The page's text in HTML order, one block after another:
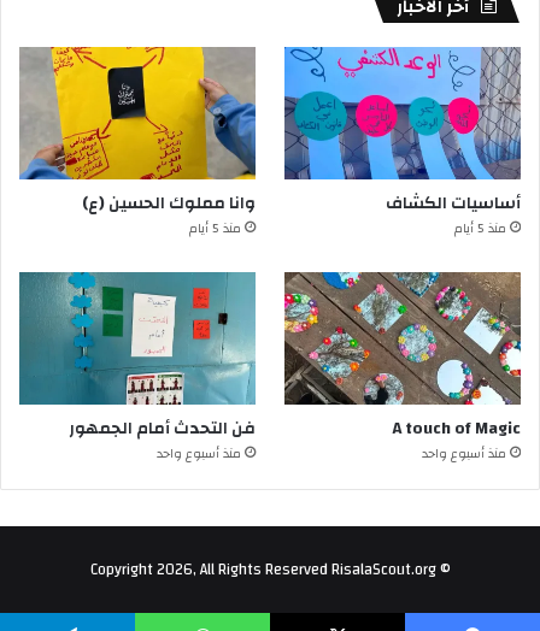
أساسيات الكشاف
منذ 5 أيام
وانا مملوك الحسين (ع)
منذ 5 أيام
A touch of Magic
منذ أسبوع واحد
فن التحدث أمام الجمهور
منذ أسبوع واحد
© Copyright 2026, All Rights Reserved RisalaScout.org